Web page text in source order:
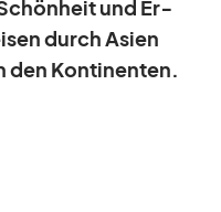
und Er­
durch Asien
den Kon­ti­nen­ten.